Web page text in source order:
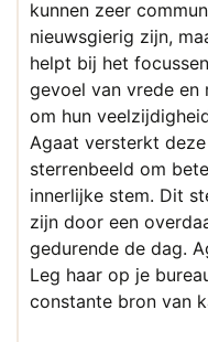
kunnen zeer
nieuwsgierig zijn,
helpt bij het
gevoel van vrede en
om hun
Agaat versterkt
sterrenbeeld om
innerlijke stem. Dit
zijn door een
gedurende de dag.
Leg haar op je
constante bron van